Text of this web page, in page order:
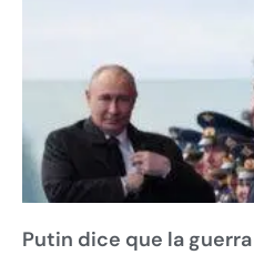
Putin dice que la